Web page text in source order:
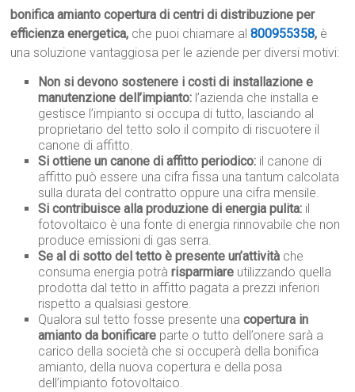
bonifica amianto copertura di centri di distribuzione per
efficienza energetica, che puoi chiamare al800955358, è
una soluzione vantaggiosa per le aziende per diversi motivi:
Non si devono sostenere i costi di installazione e
manutenzione dell’impianto: l’azienda che installa e
gestisce l’impianto si occupa di tutto, lasciando al
proprietario del tetto solo il compito di riscuotere il
canone di affitto.
Si ottiene un canone di affitto periodico: il canone di
affitto può essere una cifra fissa una tantum calcolata
sulla durata del contratto oppure una cifra mensile.
Si contribuisce alla produzione di energia pulita: il
fotovoltaico è una fonte di energia rinnovabile che non
produce emissioni di gas serra.
Se al di sotto del tetto è presente un’attività che
consuma energia potràrisparmiare utilizzando quella
prodotta dal tetto in affitto pagata a prezzi inferiori
rispetto a qualsiasi gestore.
Qualora sul tetto fosse presente unacopertura in
amianto da bonificare parte o tutto dell’onere sarà a
carico della società che si occuperà della bonifica
amianto, della nuova copertura e della posa
dell’impianto fotovoltaico.